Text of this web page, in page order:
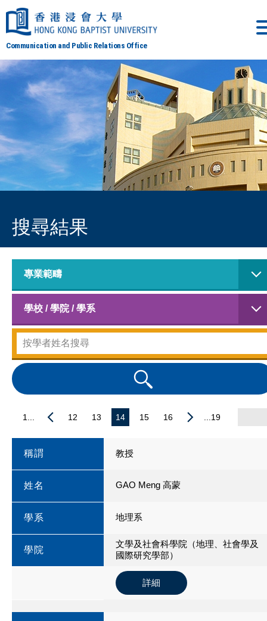
Communication and Public Relations Office
搜尋結果
專業範疇
學校 / 學院 / 學系
1... 12 13 14 15 16 ...19
稱謂 教授
姓名 GAO Meng 高蒙
學系 地理系
學院
文學及社會科學院（地理、社會學及
國際研究學部）
詳細